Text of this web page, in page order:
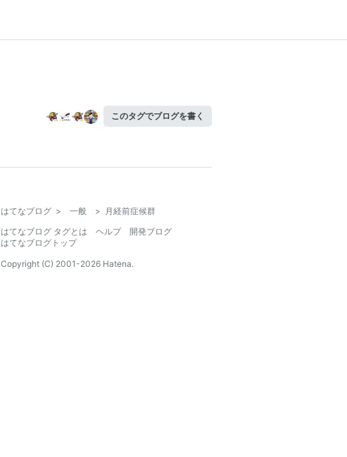
このタグでブログを書く
はてなブログ > 一般 > 月経前症候群
はてなブログ タグとは
ヘルプ
開発ブログ
はてなブログトップ
Copyright (C) 2001-2026 Hatena.